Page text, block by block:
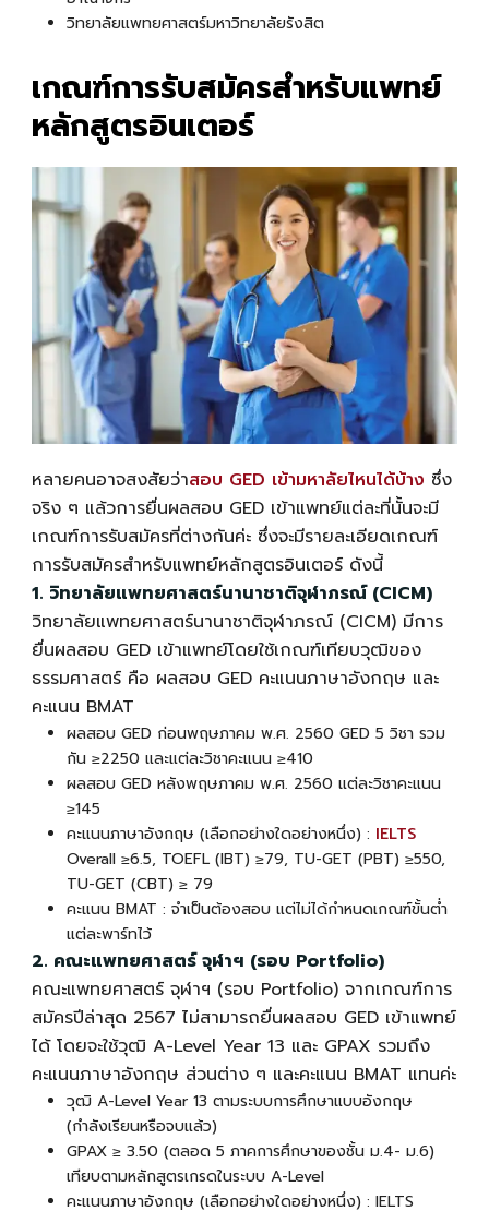
วิทยาลัยแพทยศาสตร์มหาวิทยาลัยรังสิต
เกณฑ์การรับสมัครสำหรับแพทย์
หลักสูตรอินเตอร์
หลายคนอาจสงสัยว่าสอบ GED เข้ามหาลัยไหนได้บ้าง ซึ่ง
จริง ๆ แล้วการยื่นผลสอบ GED เข้าแพทย์แต่ละที่นั้นจะมี
เกณฑ์การรับสมัครที่ต่างกันค่ะ ซึ่งจะมีรายละเอียดเกณฑ์
การรับสมัครสำหรับแพทย์หลักสูตรอินเตอร์ ดังนี้
1. วิทยาลัยแพทยศาสตร์นานาชาติจุฬาภรณ์ (CICM)
วิทยาลัยแพทยศาสตร์นานาชาติจุฬาภรณ์ (CICM) มีการ
ยื่นผลสอบ GED เข้าแพทย์โดยใช้เกณฑ์เทียบวุฒิของ
ธรรมศาสตร์ คือ ผลสอบ GED คะแนนภาษาอังกฤษ และ
คะแนน BMAT
ผลสอบ GED ก่อนพฤษภาคม พ.ศ. 2560 GED 5 วิชา รวม
กัน ≥2250 และแต่ละวิชาคะแนน ≥410
ผลสอบ GED หลังพฤษภาคม พ.ศ. 2560 แต่ละวิชาคะแนน
≥145
คะแนนภาษาอังกฤษ (เลือกอย่างใดอย่างหนึ่ง) : IELTS
Overall ≥6.5, TOEFL (IBT) ≥79, TU-GET (PBT) ≥550,
TU-GET (CBT) ≥ 79
คะแนน BMAT : จำเป็นต้องสอบ แต่ไม่ได้กำหนดเกณฑ์ขั้นต่ำ
แต่ละพาร์ทไว้
2. คณะแพทยศาสตร์ จุฬาฯ (รอบ Portfolio)
คณะแพทยศาสตร์ จุฬาฯ (รอบ Portfolio) จากเกณฑ์การ
สมัครปีล่าสุด 2567 ไม่สามารถยื่นผลสอบ GED เข้าแพทย์
ได้โดยจะใช้วุฒิ A-Level Year 13 และ GPAX รวมถึง
คะแนนภาษาอังกฤษ ส่วนต่าง ๆ และคะแนน BMAT แทนค่ะ
วุฒิ A-Level Year 13 ตามระบบการศึกษาแบบอังกฤษ
(กำลังเรียนหรือจบแล้ว)
GPAX ≥ 3.50 (ตลอด 5 ภาคการศึกษาของชั้น ม.4- ม.6)
เทียบตามหลักสูตรเกรดในระบบ A-Level
คะแนนภาษาอังกฤษ (เลือกอย่างใดอย่างหนึ่ง) : IELTS